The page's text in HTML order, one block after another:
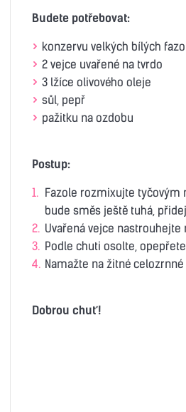
Budete potřebovat:
konzervu velkých bílých
2 vejce uvařené na tvrdo
3 lžíce olivového oleje
sůl, pepř
pažitku na ozdobu
Postup:
Fazole rozmixujte tyčovým
bude směs ještě tuhá,
Uvařená vejce
Podle chuti osolte,
Namažte na žitné
Dobrou chuť!